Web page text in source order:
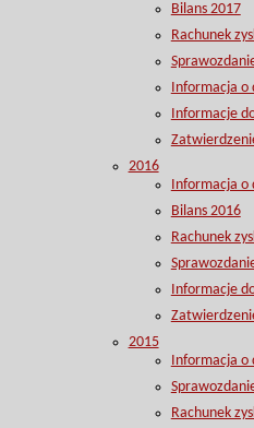
Bilans 2017
Rachunek
Informacja o
Informacje
2016
Informacja o
Bilans 2016
Rachunek
Informacje
2015
Informacja o
Rachunek